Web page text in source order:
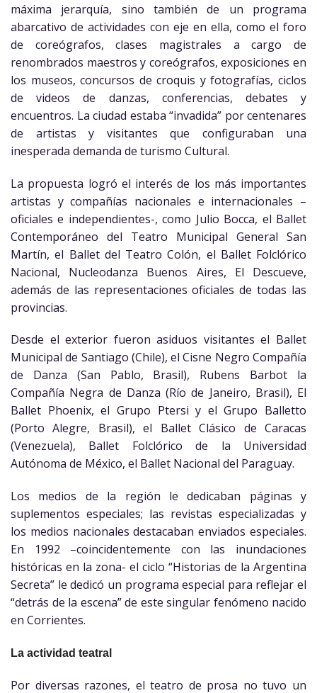
máxima jerarquía, sino también de un programa
abarcativo de actividades con eje en ella, como el foro
de coreógrafos, clases magistrales a cargo de
renombrados maestros y coreógrafos, exposiciones en
los museos, concursos de croquis y fotografías, ciclos
de videos de danzas, conferencias, debates y
encuentros. La ciudad estaba “invadida” por centenares
de artistas y visitantes que configuraban una
inesperada demanda de turismo Cultural.
La propuesta logró el interés de los más importantes
artistas y compañías nacionales e internacionales –
oficiales e independientes-, como Julio Bocca, el Ballet
Contemporáneo del Teatro Municipal General San
Martín, el Ballet del Teatro Colón, el Ballet Folclórico
Nacional, Nucleodanza Buenos Aires, El Descueve,
además de las representaciones oficiales de todas las
provincias.
Desde el exterior fueron asiduos visitantes el Ballet
Municipal de Santiago (Chile), el Cisne Negro Compañía
de Danza (San Pablo, Brasil), Rubens Barbot la
Compañía Negra de Danza (Río de Janeiro, Brasil), El
Ballet Phoenix, el Grupo Ptersi y el Grupo Balletto
(Porto Alegre, Brasil), el Ballet Clásico de Caracas
(Venezuela), Ballet Folclórico de la Universidad
Autónoma de México, el Ballet Nacional del Paraguay.
Los medios de la región le dedicaban páginas y
suplementos especiales; las revistas especializadas y
los medios nacionales destacaban enviados especiales.
En 1992 –coincidentemente con las inundaciones
históricas en la zona- el ciclo “Historias de la Argentina
Secreta” le dedicó un programa especial para reflejar el
“detrás de la escena” de este singular fenómeno nacido
en Corrientes.
La actividad teatral
Por diversas razones, el teatro de prosa no tuvo un